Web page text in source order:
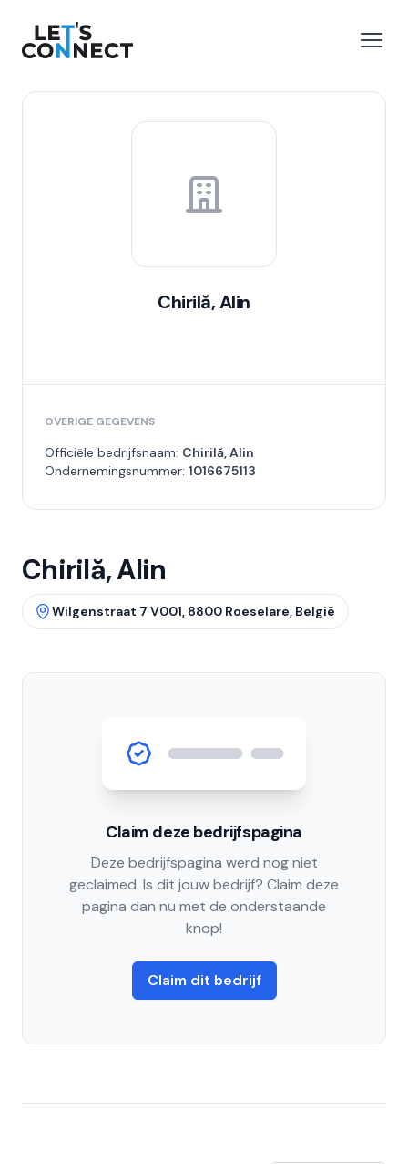
Let's Connect
Chirilă, Alin
OVERIGE GEGEVENS
Officiële bedrijfsnaam: Chirilă, Alin
Ondernemingsnummer: 1016675113
Chirilă, Alin
Wilgenstraat 7 V001, 8800 Roeselare, België
Claim deze bedrijfspagina
Deze bedrijfspagina werd nog niet
geclaimed. Is dit jouw bedrijf? Claim deze
pagina dan nu met de onderstaande
knop!
Claim dit bedrijf